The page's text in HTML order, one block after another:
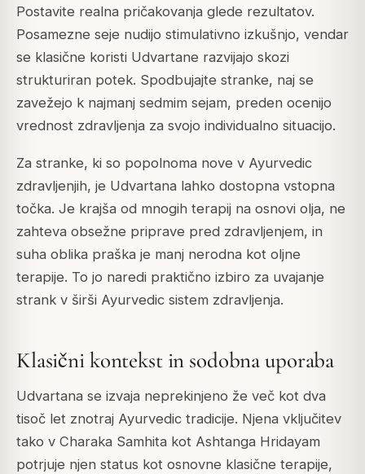
Postavite realna pričakovanja glede rezultatov.
Posamezne seje nudijo stimulativno izkušnjo, vendar
se klasične koristi Udvartane razvijajo skozi
strukturiran potek. Spodbujajte stranke, naj se
zavežejo k najmanj sedmim sejam, preden ocenijo
vrednost zdravljenja za svojo individualno situacijo.
Za stranke, ki so popolnoma nove v Ayurvedic
zdravljenjih, je Udvartana lahko dostopna vstopna
točka. Je krajša od mnogih terapij na osnovi olja, ne
zahteva obsežne priprave pred zdravljenjem, in
suha oblika praška je manj nerodna kot oljne
terapije. To jo naredi praktično izbiro za uvajanje
strank v širši Ayurvedic sistem zdravljenja.
Klasični kontekst in sodobna uporaba
Udvartana se izvaja neprekinjeno že več kot dva
tisoč let znotraj Ayurvedic tradicije. Njena vključitev
tako v Charaka Samhita kot Ashtanga Hridayam
potrjuje njen status kot osnovne klasične terapije,